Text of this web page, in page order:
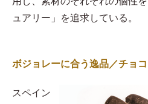
ュアリー」を追求している。
ボジョレーに合う逸品／チョ
スペイン